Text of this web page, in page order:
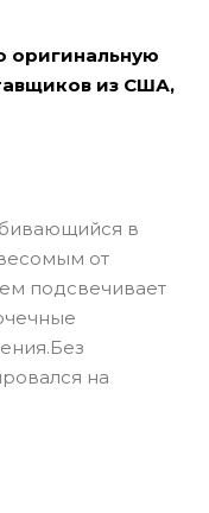
оригинальную
из США,
в
от
подсвечивает
на